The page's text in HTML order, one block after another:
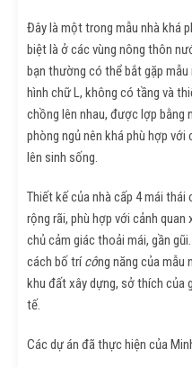
Đây là một trong mẫu nhà khá
biệt là ở các vùng nông thôn
bạn thường có thể bắt gặp
hình chữ L, không có tầng và
chồng lên nhau, được lợp bằng
phòng ngủ nên khá phù hợp
lên sinh sống.
Thiết kế của nhà cấp 4 mái thái
rộng rãi, phù hợp với cảnh
chủ cảm giác thoải mái, gần
cách bố trícông năng của mẫu
khu đất xây dựng, sở thích của
tế.
Các dự án đã thực hiện của